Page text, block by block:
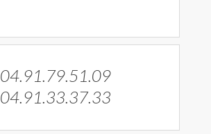
04.91.79.51.09
04.91.33.37.33